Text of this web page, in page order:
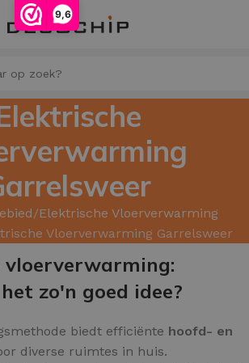
9,6
Elektrische Vloerverwarming
Vloerverwarming Garrelsweer
vloerverwarming:
zo'n goed idee?
biedt efficiënte hoofd- en
diverse ruimtes in huis.